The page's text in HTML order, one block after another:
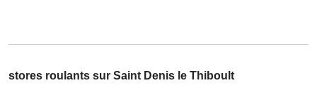
stores roulants sur Saint Denis le Thiboult